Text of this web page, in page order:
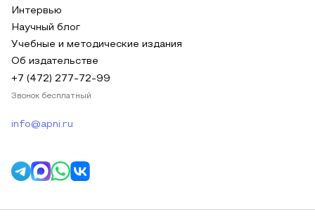
Интервью
Научный блог
Учебные и методические издания
Об издательстве
+7 (472) 277-72-99
Звонок бесплатный
info@apni.ru